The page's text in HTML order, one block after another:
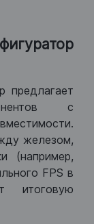
предлагает
с
железом,
(например,
FPS в
итоговую